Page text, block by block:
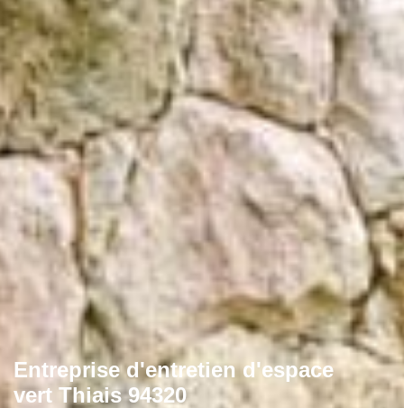
Entreprise d'entretien d'espace
vert Thiais 94320